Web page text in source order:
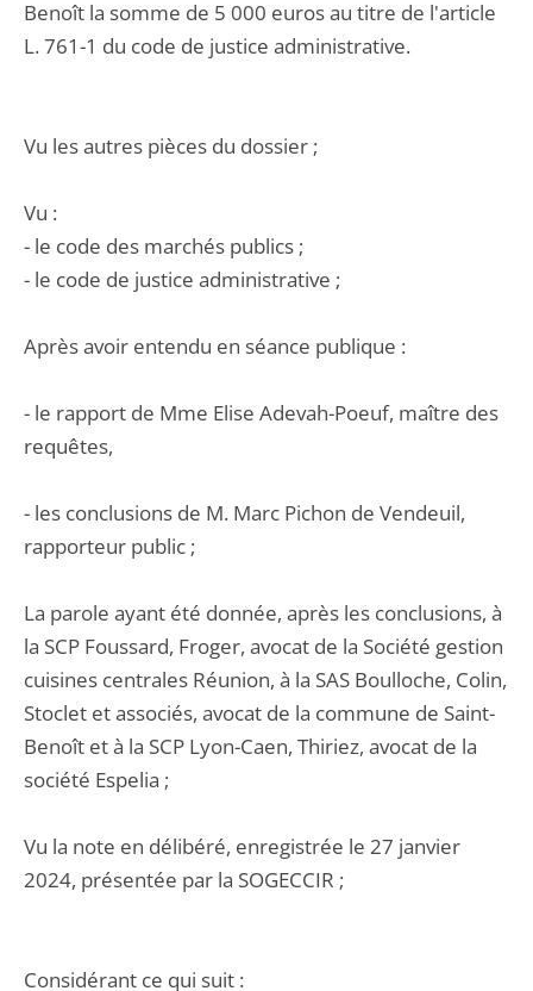
Benoît la somme de 5 000 euros au titre de l'article
L. 761-1 du code de justice administrative.
Vu les autres pièces du dossier ;
Vu :
- le code des marchés publics ;
- le code de justice administrative ;
Après avoir entendu en séance publique :
- le rapport de Mme Elise Adevah-Poeuf, maître des
requêtes,
- les conclusions de M. Marc Pichon de Vendeuil,
rapporteur public ;
La parole ayant été donnée, après les conclusions, à
la SCP Foussard, Froger, avocat de la Société gestion
cuisines centrales Réunion, à la SAS Boulloche, Colin,
Stoclet et associés, avocat de la commune de Saint-
Benoît et à la SCP Lyon-Caen, Thiriez, avocat de la
société Espelia ;
Vu la note en délibéré, enregistrée le 27 janvier
2024, présentée par la SOGECCIR ;
Considérant ce qui suit :